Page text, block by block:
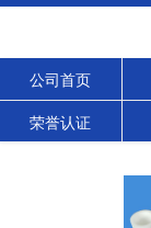
公司首页
荣誉认证